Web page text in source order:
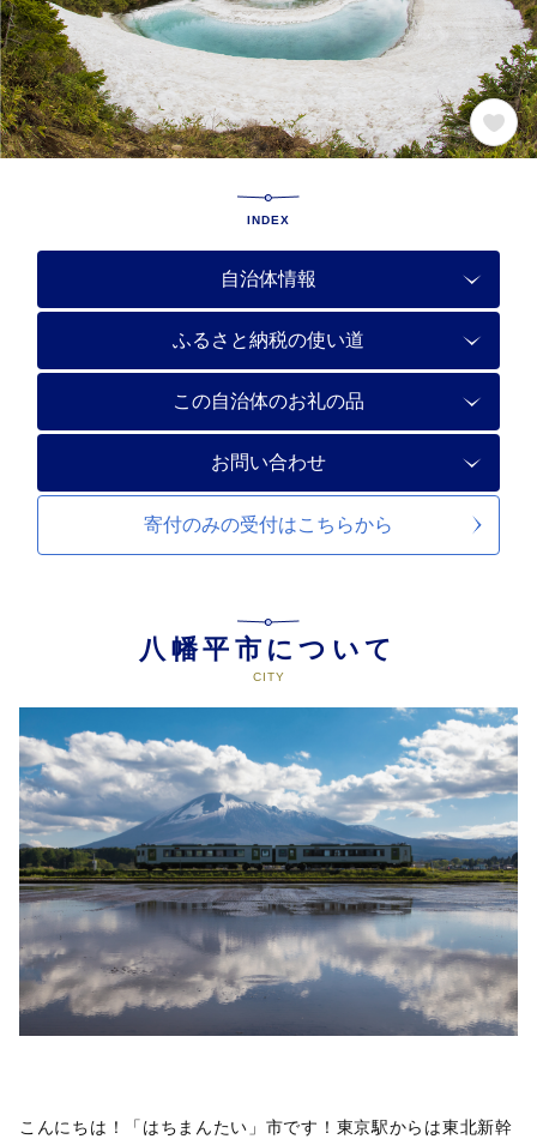
INDEX
自治体情報
ふるさと納税の使い道
この自治体のお礼の品
お問い合わせ
寄付のみの受付はこちらから
八幡平市について
こんにちは！「はちまんたい」市です！東京駅からは東北新幹